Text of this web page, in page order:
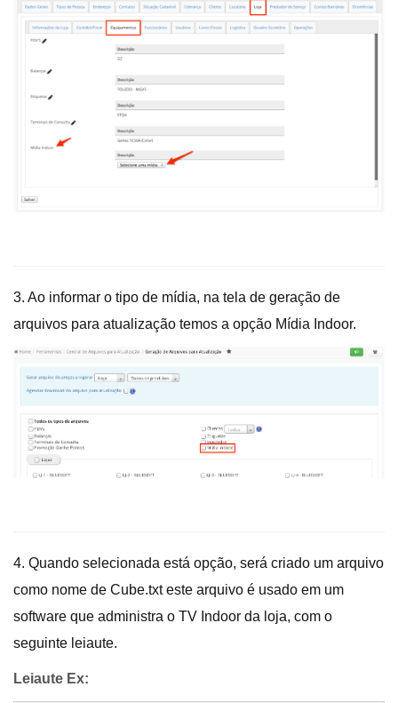
3. Ao informar o tipo de mídia, na tela de geração de
arquivos para atualização temos a opção Mídia Indoor.
4. Quando selecionada está opção, será criado um arquivo
como nome de Cube.txt este arquivo é usado em um
software que administra o TV Indoor da loja, com o
seguinte leiaute.
Leiaute Ex: